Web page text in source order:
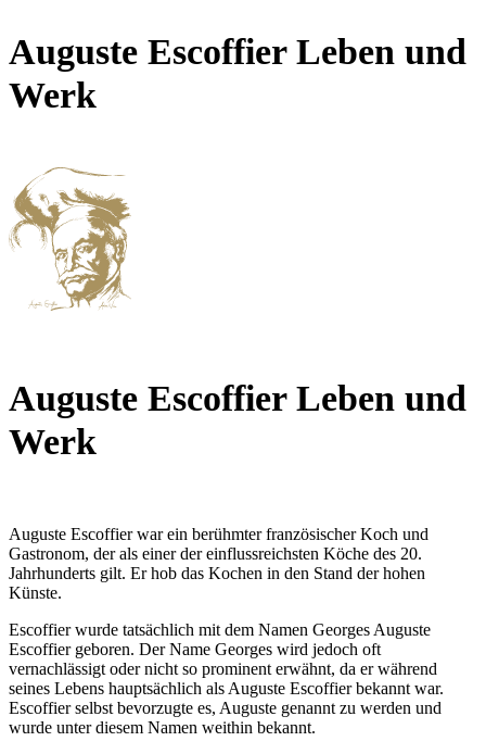
Auguste Escoffier Leben und
Werk
Auguste Escoffier Leben und
Werk
Auguste Escoffier war ein berühmter französischer Koch und
Gastronom, der als einer der einflussreichsten Köche des 20.
Jahrhunderts gilt. Er hob das Kochen in den Stand der hohen
Künste.
Escoffier wurde tatsächlich mit dem Namen Georges Auguste
Escoffier geboren. Der Name Georges wird jedoch oft
vernachlässigt oder nicht so prominent erwähnt, da er während
seines Lebens hauptsächlich als Auguste Escoffier bekannt war.
Escoffier selbst bevorzugte es, Auguste genannt zu werden und
wurde unter diesem Namen weithin bekannt.